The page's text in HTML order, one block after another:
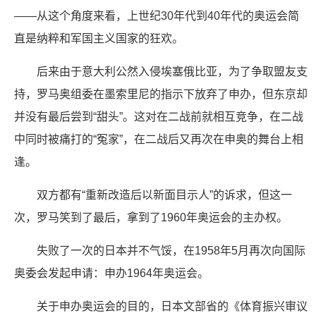
——从这个角度来看，上世纪30年代到40年代的奥运会简
直是纳粹和军国主义国家的狂欢。
后来由于意大利公然入侵埃塞俄比亚，为了争取盟友支
持，罗马奥组委在墨索里尼的指示下放弃了申办，但东京却
并没有最后尝到“甜头”。这对在二战前就相互竞争，在二战
中同时被痛打的“冤家”，在二战后又再次在申奥的舞台上相
逢。
双方都有“重新改造后以新面目示人”的诉求，但这一
次，罗马笑到了最后，拿到了1960年奥运会的主办权。
失败了一次的日本并不气馁，在1958年5月再次向国际
奥委会发起申请：申办1964年奥运会。
关于申办奥运会的目的，日本文部省的《体育振兴审议